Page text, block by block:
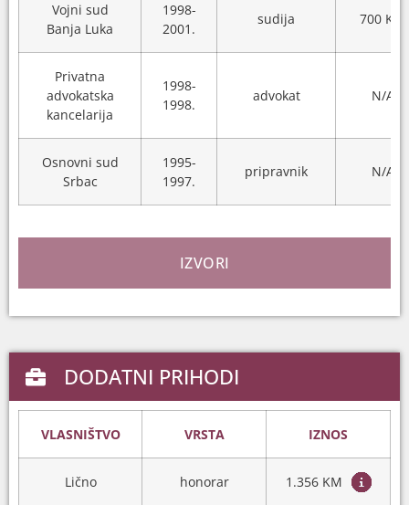
Vojni sud
Banja Luka
1998-
2001.
sudija 700 KM
Privatna
advokatska
kancelarija
1998-
1998.
advokat N/A
Osnovni sud
Srbac
1995-
1997.
pripravnik N/A
IZVORI
DODATNI PRIHODI
VLASNIŠTVO VRSTA IZNOS
Lično honorar 1.356 KM